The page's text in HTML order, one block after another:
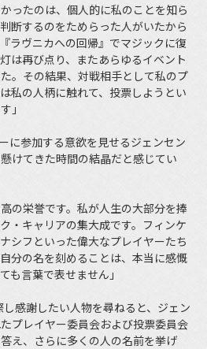
ったのは、個人的に私のことを知ら
断するのをためらった人がいたから
ラヴニカへの回帰』でマジックに復
は再び点り、またあらゆるイベント
。その結果、対戦相手として私のプ
私の人柄に触れて、投票しようとい
」
に参加する意欲を見せるジェンセン
けてきた時間の結晶だと感じてい
の栄誉です。私が人生の大部分を捧
・キャリアの集大成です。フィンケ
シフといった偉大なプレイヤーたち
分の名を刻めることは、本当に感慨
も言葉で表せません」
感謝したい人物を尋ねると、ジェン
プレイヤー委員会および投票委員会
え、さらに多くの人の名前を挙げ